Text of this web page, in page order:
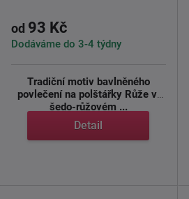
od 93 Kč
Dodáváme do 3-4 týdny
Tradiční motiv bavlněného
povlečení na polštářky Růže v
šedo-růžovém ...
Detail